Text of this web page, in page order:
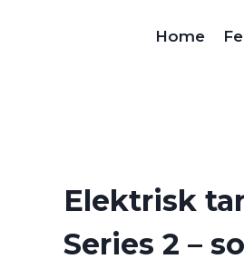
Home
Elektrisk
Series 2 –